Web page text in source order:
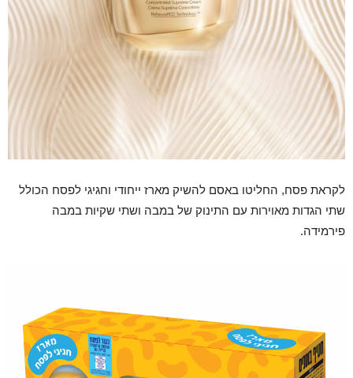
לקראת פסח, החליטו באסם להשיק מארז ייחודי וחגיגי לפסח הכולל
שתי הגדות מאוירות עם התינוק של במבה ושתי שקיות במבה
פירמידה.